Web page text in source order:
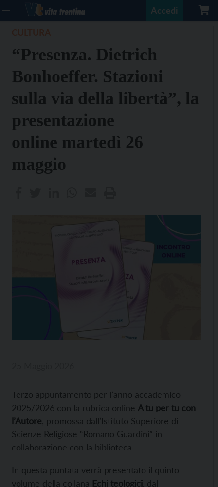
Accedi
“Presenza. Dietrich
Bonhoeffer. Stazioni
sulla via della libertà”, la
presentazione
online martedì 26
maggio
Terzo appuntamento per l’anno accademico
2025/2026 con la rubrica online A tu per tu con
l’Autore , promossa dall’Istituto Superiore di
Scienze Religiose “Romano Guardini” in
collaborazione con la biblioteca.
In questa puntata verrà presentato il quinto
volume della collana Echi teologici , dal